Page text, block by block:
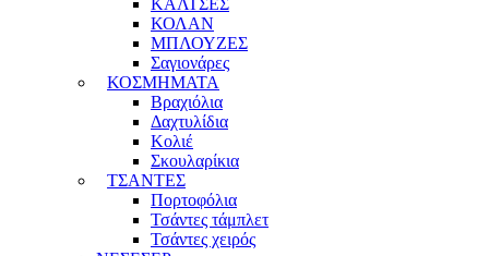
ΚΑΛΤΣΕΣ
ΚΟΛΑΝ
ΜΠΛΟΥΖΕΣ
Σαγιονάρες
ΚΟΣΜΗΜΑΤΑ
Βραχιόλια
Δαχτυλίδια
Κολιέ
Σκουλαρίκια
ΤΣΑΝΤΕΣ
Πορτοφόλια
Τσάντες τάμπλετ
Τσάντες χειρός